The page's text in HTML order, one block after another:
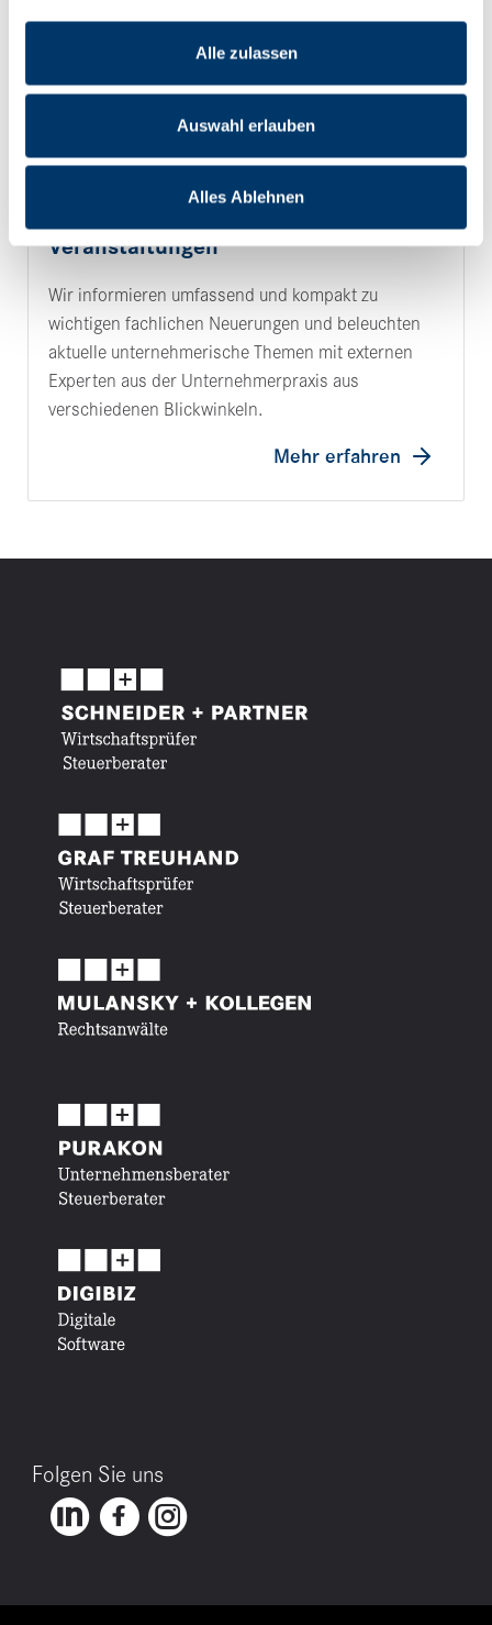
Alle zulassen
Auswahl erlauben
Alles Ablehnen
Veranstaltungen
Wir infor­mieren umfas­send und kompakt zu
wich­tigen fach­li­chen Neue­rungen und beleuchten
aktu­elle unter­neh­me­ri­sche Themen mit externen
Experten aus der Unter­neh­mer­praxis aus
verschie­denen Blick­win­keln.
Mehr erfahren
Folgen Sie uns